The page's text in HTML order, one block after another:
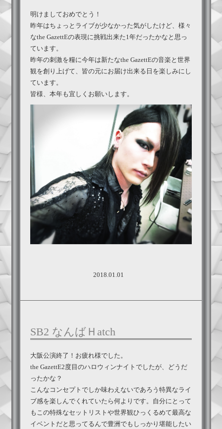
明けましておめでとう！
昨年はちょっとライブが少なかった気がしたけど、様々
なthe GazettEの表現に挑戦出来た1年だったかなと思っ
ています。
昨年の刺激を糧に今年は新たなthe GazettEの音楽と世界
観を創り上げて、皆の元にお届け出来る日を楽しみにし
ています。
皆様、本年も宜しくお願いします。
2018.01.01
SB2 なんばＨatch
大阪公演終了！お疲れ様でした。
the GazettE2度目のハロウィンナイトでしたが、どうだ
ったかな？
こんなコンセプトでしか味わえないであろう特異なライ
ブ感を楽しんでくれていたら何よりです。自分にとって
もこの特殊なセットリストや世界観ひっくるめて最高な
イベントだと思ってるんで豊洲でもしっかり堪能したい